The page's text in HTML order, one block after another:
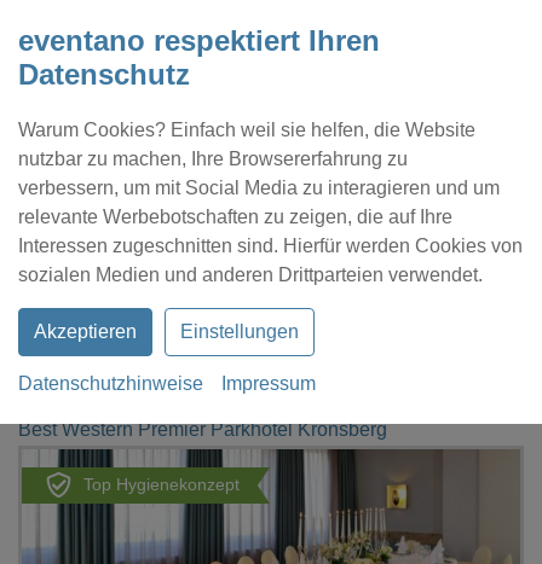
eventano respektiert Ihren
Datenschutz
Warum Cookies? Einfach weil sie helfen, die Website
nutzbar zu machen, Ihre Browsererfahrung zu
verbessern, um mit Social Media zu interagieren und um
relevante Werbebotschaften zu zeigen, die auf Ihre
Interessen zugeschnitten sind. Hierfür werden Cookies von
sozialen Medien und anderen Drittparteien verwendet.
Akzeptieren Einstellungen
Datenschutzhinweise Impressum
Kontakt Location eintragen Profil
Best Western Premier Parkhotel Kronsberg
Top Hygienekonzept